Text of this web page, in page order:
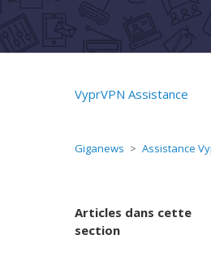
VyprVPN Assistance
Giganews Assistance
Articles dans cette
section